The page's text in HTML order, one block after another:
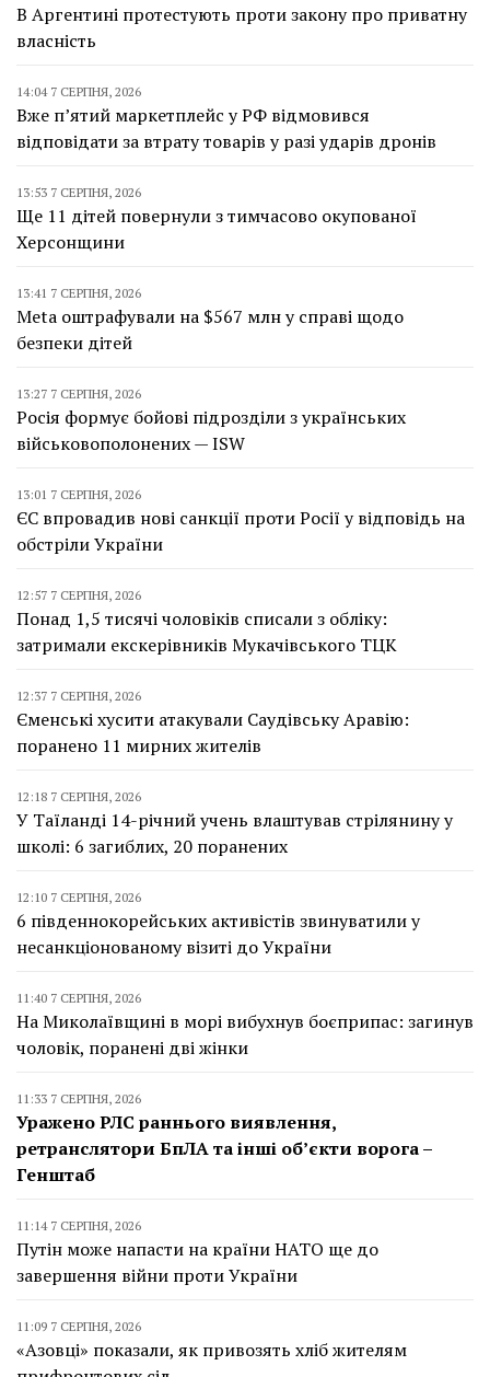
В Аргентині протестують проти закону про приватну
власність
14:04 7 СЕРПНЯ, 2026
Вже п’ятий маркетплейс у РФ відмовився
відповідати за втрату товарів у разі ударів дронів
13:53 7 СЕРПНЯ, 2026
Ще 11 дітей повернули з тимчасово окупованої
Херсонщини
13:41 7 СЕРПНЯ, 2026
Meta оштрафували на $567 млн у справі щодо
безпеки дітей
13:27 7 СЕРПНЯ, 2026
Росія формує бойові підрозділи з українських
військовополонених — ISW
13:01 7 СЕРПНЯ, 2026
ЄС впровадив нові санкції проти Росії у відповідь на
обстріли України
12:57 7 СЕРПНЯ, 2026
Понад 1,5 тисячі чоловіків списали з обліку:
затримали екскерівників Мукачівського ТЦК
12:37 7 СЕРПНЯ, 2026
Єменські хусити атакували Саудівську Аравію:
поранено 11 мирних жителів
12:18 7 СЕРПНЯ, 2026
У Таїланді 14-річний учень влаштував стрілянину у
школі: 6 загиблих, 20 поранених
12:10 7 СЕРПНЯ, 2026
6 південнокорейських активістів звинуватили у
несанкціонованому візиті до України
11:40 7 СЕРПНЯ, 2026
На Миколаївщині в морі вибухнув боєприпас: загинув
чоловік, поранені дві жінки
11:33 7 СЕРПНЯ, 2026
Уражено РЛС раннього виявлення,
ретранслятори БпЛА та інші об’єкти ворога –
Генштаб
11:14 7 СЕРПНЯ, 2026
Путін може напасти на країни НАТО ще до
завершення війни проти України
11:09 7 СЕРПНЯ, 2026
«Азовці» показали, як привозять хліб жителям